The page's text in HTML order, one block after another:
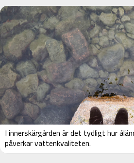
I innerskärgården är det tydligt hur
påverkar vattenkvaliteten.